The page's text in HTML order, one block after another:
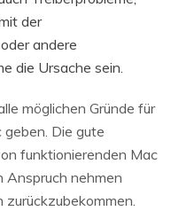
der
andere
die Ursache sein.
möglichen Gründe für
Die gute
funktionierenden Mac
Anspruch nehmen